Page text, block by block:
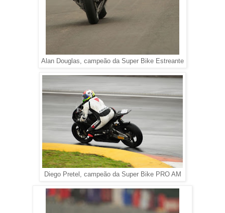
Alan Douglas, campeão da Super Bike Estreante
Diego Pretel, campeão da Super Bike PRO AM